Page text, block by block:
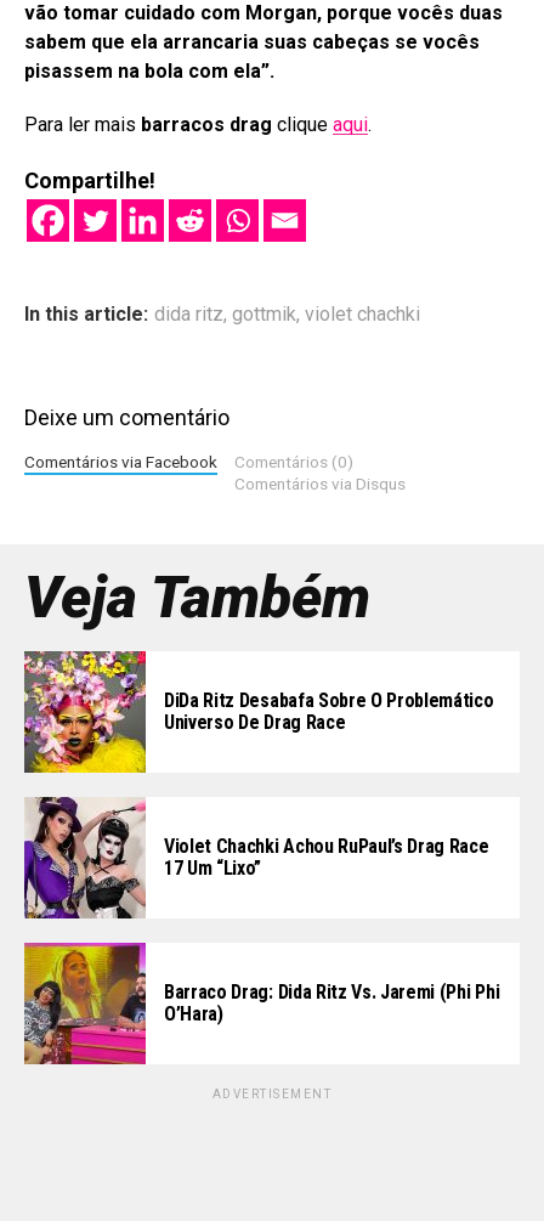
vão tomar cuidado com Morgan, porque vocês duas
sabem que ela arrancaria suas cabeças se vocês
pisassem na bola com ela”.
Para ler mais barracos drag clique aqui.
Compartilhe!
In this article: dida ritz, gottmik, violet chachki
Deixe um comentário
Comentários via Facebook
Comentários (0)
Comentários via Disqus
Veja Também
DiDa Ritz Desabafa Sobre O Problemático
Universo De Drag Race
Violet Chachki Achou RuPaul’s Drag Race
17 Um “lixo”
Barraco Drag: Dida Ritz Vs. Jaremi (Phi Phi
O’Hara)
ADVERTISEMENT